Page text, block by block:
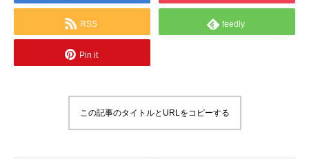
RSS feedly
Pin it
この記事のタイトルとURLをコピーする